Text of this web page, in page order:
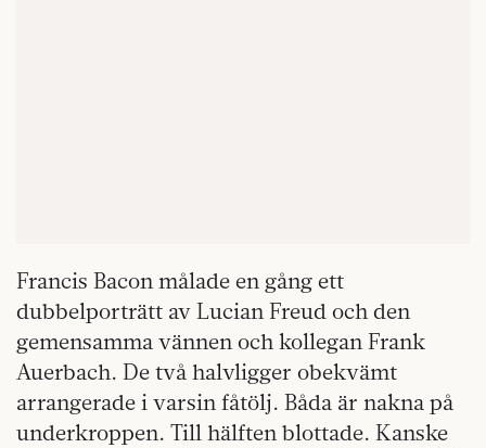
Francis Bacon målade en gång ett
dubbelporträtt av Lucian Freud och den
gemensamma vännen och kollegan Frank
Auerbach. De två halvligger obekvämt
arrangerade i varsin fåtölj. Båda är nakna på
underkroppen. Till hälften blottade. Kanske